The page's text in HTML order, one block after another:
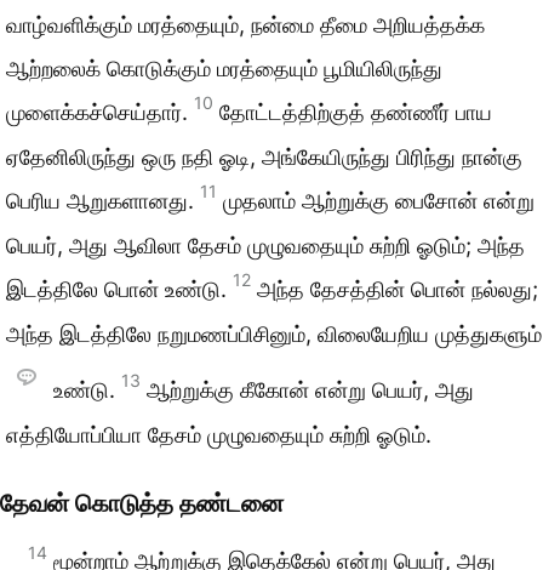
வாழ்வளிக்கும் மரத்தையும், நன்மை தீமை அறியத்தக்க
ஆற்றலைக் கொடுக்கும் மரத்தையும் பூமியிலிருந்து
முளைக்கச்செய்தார். 10 தோட்டத்திற்குத் தண்ணீர் பாய
ஏதேனிலிருந்து ஒரு நதி ஓடி, அங்கேயிருந்து பிரிந்து நான்கு
பெரிய ஆறுகளானது. 11 முதலாம் ஆற்றுக்கு பைசோன் என்று
பெயர், அது ஆவிலா தேசம் முழுவதையும் சுற்றி ஓடும்; அந்த
இடத்திலே பொன் உண்டு. 12 அந்த தேசத்தின் பொன் நல்லது;
அந்த இடத்திலே நறுமணப்பிசினும், விலையேறிய முத்துகளும்
உண்டு. 13 ஆற்றுக்கு கீகோன் என்று பெயர், அது
எத்தியோப்பியா தேசம் முழுவதையும் சுற்றி ஓடும்.
தேவன் கொடுத்த தண்டனை
14 மூன்றாம் ஆற்றுக்கு இதெக்கேல் என்று பெயர், அது